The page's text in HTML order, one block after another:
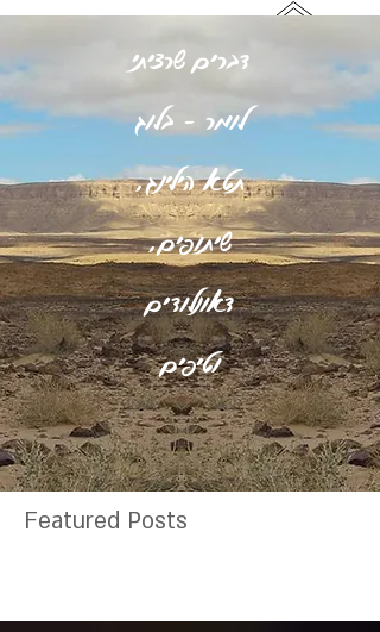
דברים שרציתי
לומר - בלוג
תטא הילינג,
שיתופים,
דאונלודים
וטיפים
Featured Posts